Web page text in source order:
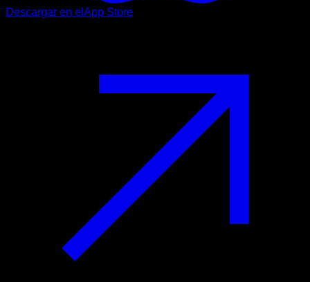
Descargar en el App Store